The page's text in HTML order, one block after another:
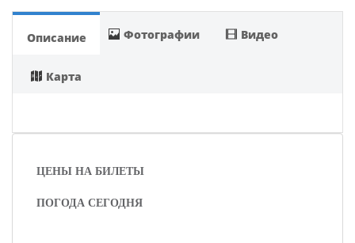
Описание Фотографии Видео
Карта
ЦЕНЫ НА БИЛЕТЫ
ПОГОДА СЕГОДНЯ